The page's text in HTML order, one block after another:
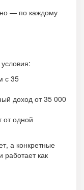
— по каждому
с 35
доход от 35 000
от одной
а конкретные
работает как